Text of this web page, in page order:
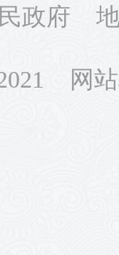
政府
网